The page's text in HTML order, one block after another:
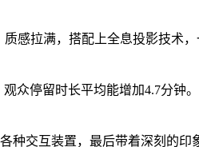
感拉满，搭配上全息投影技术
众停留时长平均能增加4.7分钟
种交互装置，最后带着深刻的印